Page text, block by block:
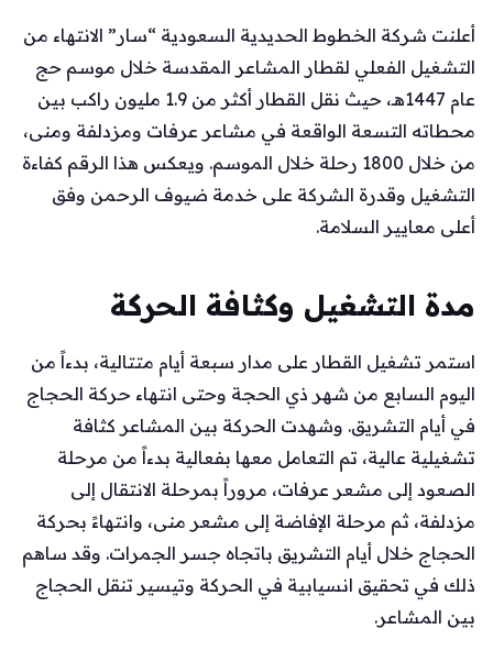
أعلنت شركة الخطوط الحديدية السعودية “سار” الانتهاء من
التشغيل الفعلي لقطار المشاعر المقدسة خلال موسم حج
عام 1447هـ، حيث نقل القطار أكثر من 1.9 مليون راكب بين
محطاته التسعة الواقعة في مشاعر عرفات ومزدلفة ومنى،
من خلال 1800 رحلة خلال الموسم. ويعكس هذا الرقم كفاءة
التشغيل وقدرة الشركة على خدمة ضيوف الرحمن وفق
أعلى معايير السلامة.
مدة التشغيل وكثافة الحركة
استمر تشغيل القطار على مدار سبعة أيام متتالية، بدءاً من
اليوم السابع من شهر ذي الحجة وحتى انتهاء حركة الحجاج
في أيام التشريق. وشهدت الحركة بين المشاعر كثافة
تشغيلية عالية، تم التعامل معها بفعالية بدءاً من مرحلة
الصعود إلى مشعر عرفات، مروراً بمرحلة الانتقال إلى
مزدلفة، ثم مرحلة الإفاضة إلى مشعر منى، وانتهاءً بحركة
الحجاج خلال أيام التشريق باتجاه جسر الجمرات. وقد ساهم
ذلك في تحقيق انسيابية في الحركة وتيسير تنقل الحجاج
بين المشاعر.